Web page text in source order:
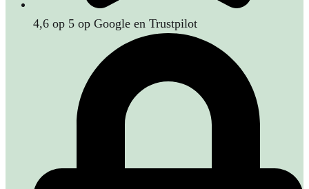
4,6 op 5 op Google en Trustpilot